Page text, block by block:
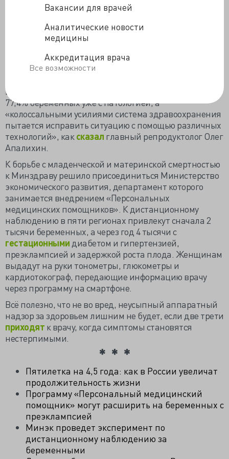
Вакансии для врачей
Аналитические новости
медицины
Аккредитация врача
Все возможности
смертности от «возраст-ассоциированных
здоровье с младых ногтей.
заметила
депутат Татьяна Буцкая,
«младенческая и детская смертность влияет на саму
статистику — именно поэтому в начале прошлого
всего около 30 лет». Медицина не всесильна, если
77,4% беременных уже с патологией, а
«колоссальными усилиями система здравоохранения
пытается исправить ситуацию с помощью различных
технологий», каксказал главный репродуктолог Олег
Апалихин.
К борьбе с младенческой и материнской смертностью
к Минздраву решило присоединиться Министерство
экономического развития, департамент которого
занимается внедрением «Персональных
медицинских помощников». К дистанционному
наблюдению в пяти регионах привлекут сначала 2
тысячи беременных, а через год 4 тысячи с
гестационными диабетом и гипертензией,
преэклампсией и задержкой роста плода. Женщинам
выдадут на руки тонометры, глюкометры и
кардиотокограф, передающие информацию врачу
через программу на смартфоне.
Всё полезно, что не во вред, неусыпный аппаратный
надзор за здоровьем лишним не будет, если две трети
приходят к врачу, когда симптомы становятся
нестерпимыми.
Пятилетка на 4,5 года: как в России увеличат
продолжительность жизни
Программу «Персональный медицинский
помощник» могут расширить на беременных с
преэклампсией
Минэк проведет эксперимент по
дистанционному наблюдению за
беременными